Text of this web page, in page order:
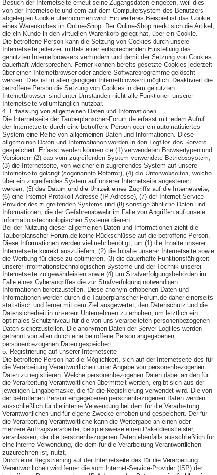
Besuch der Internetseite erneut seine Zugangsdaten eingeben, weil dies
von der Internetseite und dem auf dem Computersystem des Benutzers
abgelegten Cookie übernommen wird. Ein weiteres Beispiel ist das Cookie
eines Warenkorbes im Online-Shop. Der Online-Shop merkt sich die Artikel,
die ein Kunde in den virtuellen Warenkorb gelegt hat, über ein Cookie.
Die betroffene Person kann die Setzung von Cookies durch unsere
Internetseite jederzeit mittels einer entsprechenden Einstellung des
genutzten Internetbrowsers verhindern und damit der Setzung von Cookies
dauerhaft widersprechen. Ferner können bereits gesetzte Cookies jederzeit
über einen Internetbrowser oder andere Softwareprogramme gelöscht
werden. Dies ist in allen gängigen Internetbrowsern möglich. Deaktiviert die
betroffene Person die Setzung von Cookies in dem genutzten
Internetbrowser, sind unter Umständen nicht alle Funktionen unserer
Internetseite vollumfänglich nutzbar.
4. Erfassung von allgemeinen Daten und Informationen
Die Internetseite der Tauberplanscher-Forum.de erfasst mit jedem Aufruf
der Internetseite durch eine betroffene Person oder ein automatisiertes
System eine Reihe von allgemeinen Daten und Informationen. Diese
allgemeinen Daten und Informationen werden in den Logfiles des Servers
gespeichert. Erfasst werden können die (1) verwendeten Browsertypen und
Versionen, (2) das vom zugreifenden System verwendete Betriebssystem,
(3) die Internetseite, von welcher ein zugreifendes System auf unsere
Internetseite gelangt (sogenannte Referrer), (4) die Unterwebseiten, welche
über ein zugreifendes System auf unserer Internetseite angesteuert
werden, (5) das Datum und die Uhrzeit eines Zugriffs auf die Internetseite,
(6) eine Internet-Protokoll-Adresse (IP-Adresse), (7) der Internet-Service-
Provider des zugreifenden Systems und (8) sonstige ähnliche Daten und
Informationen, die der Gefahrenabwehr im Falle von Angriffen auf unsere
informationstechnologischen Systeme dienen.
Bei der Nutzung dieser allgemeinen Daten und Informationen zieht die
Tauberplanscher-Forum.de keine Rückschlüsse auf die betroffene Person.
Diese Informationen werden vielmehr benötigt, um (1) die Inhalte unserer
Internetseite korrekt auszuliefern, (2) die Inhalte unserer Internetseite sowie
die Werbung für diese zu optimieren, (3) die dauerhafte Funktionsfähigkeit
unserer informationstechnologischen Systeme und der Technik unserer
Internetseite zu gewährleisten sowie (4) um Strafverfolgungsbehörden im
Falle eines Cyberangriffes die zur Strafverfolgung notwendigen
Informationen bereitzustellen. Diese anonym erhobenen Daten und
Informationen werden durch die Tauberplanscher-Forum.de daher einerseits
statistisch und ferner mit dem Ziel ausgewertet, den Datenschutz und die
Datensicherheit in unserem Unternehmen zu erhöhen, um letztlich ein
optimales Schutzniveau für die von uns verarbeiteten personenbezogenen
Daten sicherzustellen. Die anonymen Daten der Server-Logfiles werden
getrennt von allen durch eine betroffene Person angegebenen
personenbezogenen Daten gespeichert.
5. Registrierung auf unserer Internetseite
Die betroffene Person hat die Möglichkeit, sich auf der Internetseite des für
die Verarbeitung Verantwortlichen unter Angabe von personenbezogenen
Daten zu registrieren. Welche personenbezogenen Daten dabei an den für
die Verarbeitung Verantwortlichen übermittelt werden, ergibt sich aus der
jeweiligen Eingabemaske, die für die Registrierung verwendet wird. Die von
der betroffenen Person eingegebenen personenbezogenen Daten werden
ausschließlich für die interne Verwendung bei dem für die Verarbeitung
Verantwortlichen und für eigene Zwecke erhoben und gespeichert. Der für
die Verarbeitung Verantwortliche kann die Weitergabe an einen oder
mehrere Auftragsverarbeiter, beispielsweise einen Paketdienstleister,
veranlassen, der die personenbezogenen Daten ebenfalls ausschließlich für
eine interne Verwendung, die dem für die Verarbeitung Verantwortlichen
zuzurechnen ist, nutzt.
Durch eine Registrierung auf der Internetseite des für die Verarbeitung
Verantwortlichen wird ferner die vom Internet-Service-Provider (ISP) der